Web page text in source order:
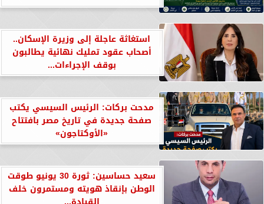
استغاثة عاجلة إلى وزيرة الإسكان..
أصحاب عقود تمليك نهائية يطالبون
بوقف الإجراءات...
مدحت بركات: الرئيس السيسي يكتب
صفحة جديدة في تاريخ مصر بافتتاح
«الأوكتاجون»
سعيد حساسين: ثورة 30 يونيو طوقت
الوطن بإنقاذ هويته ومستمرون خلف